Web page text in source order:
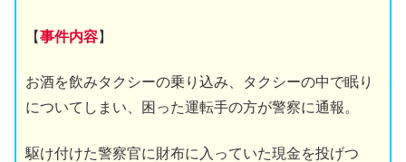
【事件内容】
お酒を飲みタクシーの乗り込み、タクシーの中で眠り
についてしまい、困った運転手の方が警察に通報。
駆け付けた警察官に財布に入っていた現金を投げつ